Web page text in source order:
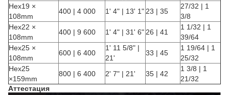
Hex19 ×
108mm
400 | 4 000 1' 4" | 13' 1" 23 | 35
27/32 | 1
3/8
Hex22 ×
108mm
400 | 9 600 1' 4" | 31' 6" 26 | 41
1 1/32 | 1
39/64
Hex25 ×
108mm
600 | 6 400
1' 11 5/8" |
21'
33 | 45
1 19/64 | 1
25/32
Hex25
×159mm
800 | 6 400 2' 7" | 21' 35 | 42
1 3/8 | 1
21/32
Аттестация